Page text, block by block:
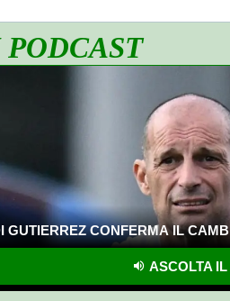
PODCAST
GUTIERREZ CONFERMA IL
ASCOLTA